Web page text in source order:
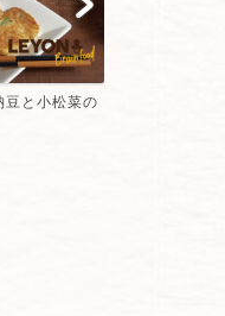
豆と小松菜の